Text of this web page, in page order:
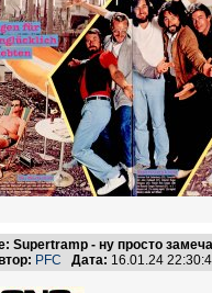
Supertramp - ну просто
PFC Дата: 16.01.24